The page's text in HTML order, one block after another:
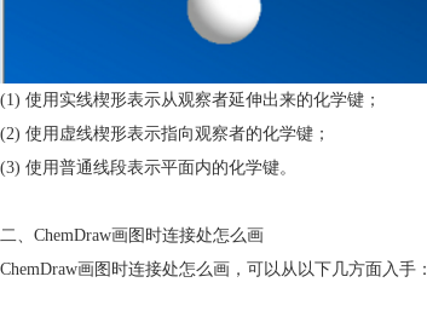
(1) 使用实线楔形表示从观察者延伸出来的化学键；
(2) 使用虚线楔形表示指向观察者的化学键；
(3) 使用普通线段表示平面内的化学键。
二、ChemDraw画图时连接处怎么画
ChemDraw画图时连接处怎么画，可以从以下几方面入手：